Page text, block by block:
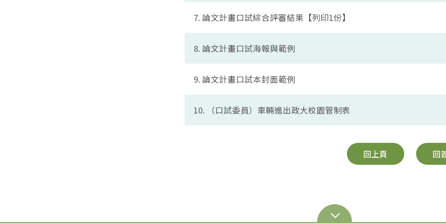
7. 論文計畫口試綜合評審結果【列印1份】
8. 論文計畫口試海報與範例
9. 論文計畫口試本封面範例
10. （口試委員）車輛進出政大校園管制表
回上頁 回